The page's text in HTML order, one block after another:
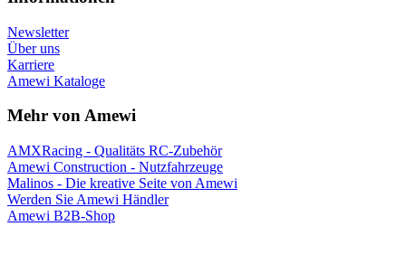
Newsletter
Über uns
Karriere
Amewi Kataloge
Mehr von Amewi
AMXRacing - Qualitäts RC-Zubehör
Amewi Construction - Nutzfahrzeuge
Malinos - Die kreative Seite von Amewi
Werden Sie Amewi Händler
Amewi B2B-Shop